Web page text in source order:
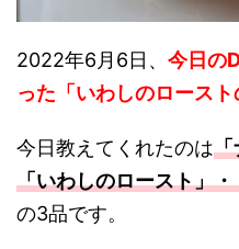
2022年6月6日、 今日の
った「いわしのロースト
今日教えてくれたのは「
「いわしのロースト」
の3品です。